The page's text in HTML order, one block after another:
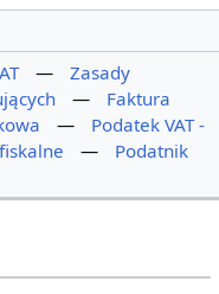
—
Zasady
—
Faktura
—
Podatek VAT -
—
Podatnik